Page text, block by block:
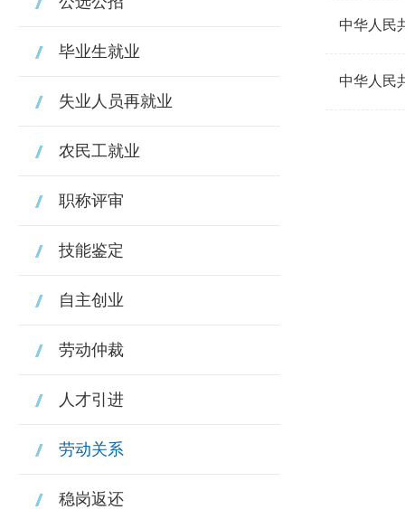
毕业生就业
失业人员再就业
农民工就业
职称评审
技能鉴定
自主创业
劳动仲裁
人才引进
劳动关系
稳岗返还
中华人民
中华人民